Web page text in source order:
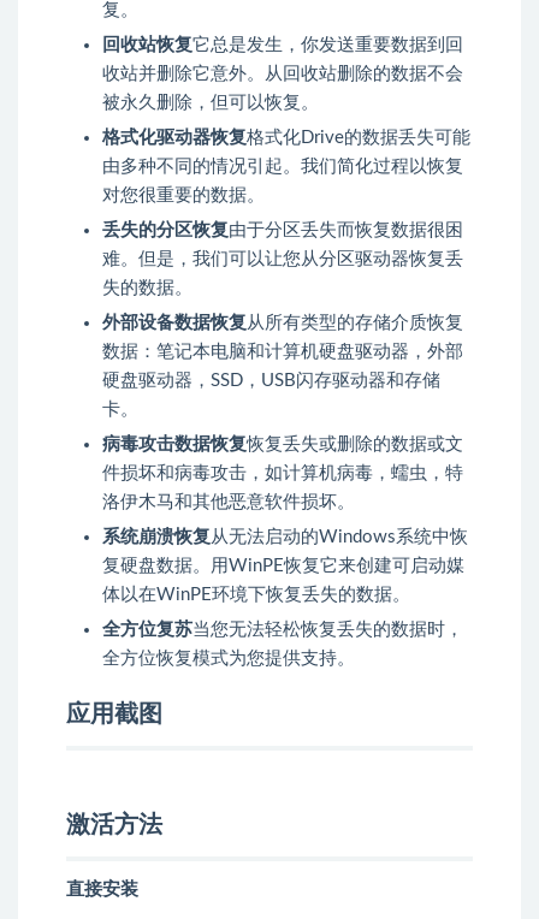
复。
回收站恢复它总是发生，你发送重要数据到回
收站并删除它意外。从回收站删除的数据不会
被永久删除，但可以恢复。
格式化驱动器恢复格式化Drive的数据丢失可能
由多种不同的情况引起。我们简化过程以恢复
对您很重要的数据。
丢失的分区恢复 由于分区丢失而恢复数据很困
难。但是，我们可以让您从分区驱动器恢复丢
失的数据。
外部设备数据恢复 从所有类型的存储介质恢复
数据：笔记本电脑和计算机硬盘驱动器，外部
硬盘驱动器，SSD，USB闪存驱动器和存储
卡。
病毒攻击数据恢复恢复丢失或删除的数据或文
件损坏和病毒攻击，如计算机病毒，蠕虫，特
洛伊木马和其他恶意软件损坏。
系统崩溃恢复 从无法启动的Windows系统中恢
复硬盘数据。用WinPE恢复它来创建可启动媒
体以在WinPE环境下恢复丢失的数据。
全方位复苏当您无法轻松恢复丢失的数据时，
全方位恢复模式为您提供支持。
应用截图
激活方法
直接安装